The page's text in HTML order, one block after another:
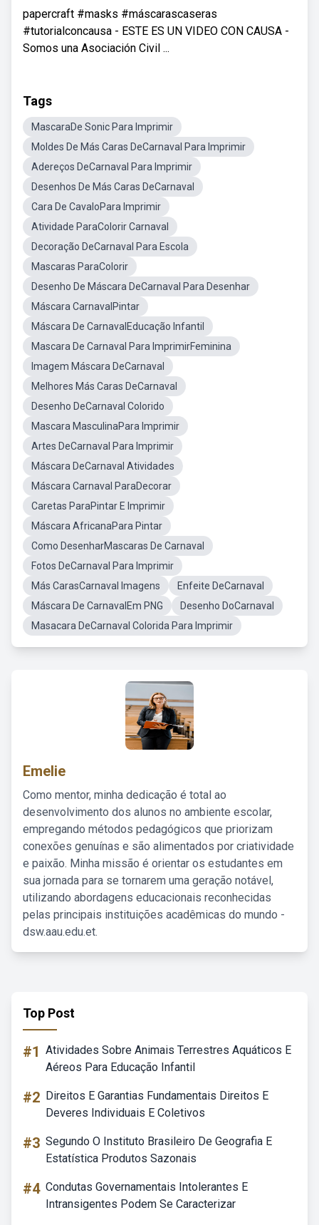
papercraft #masks #máscarascaseras
#tutorialconcausa - ESTE ES UN VIDEO CON CAUSA -
Somos una Asociación Civil ...
Tags
MascaraDe Sonic Para Imprimir
Moldes De Más Caras DeCarnaval Para Imprimir
Adereços DeCarnaval Para Imprimir
Desenhos De Más Caras DeCarnaval
Cara De CavaloPara Imprimir
Atividade ParaColorir Carnaval
Decoração DeCarnaval Para Escola
Mascaras ParaColorir
Desenho De Máscara DeCarnaval Para Desenhar
Máscara CarnavalPintar
Máscara De CarnavalEducação Infantil
Mascara De Carnaval Para ImprimirFeminina
Imagem Máscara DeCarnaval
Melhores Más Caras DeCarnaval
Desenho DeCarnaval Colorido
Mascara MasculinaPara Imprimir
Artes DeCarnaval Para Imprimir
Máscara DeCarnaval Atividades
Máscara Carnaval ParaDecorar
Caretas ParaPintar E Imprimir
Máscara AfricanaPara Pintar
Como DesenharMascaras De Carnaval
Fotos DeCarnaval Para Imprimir
Más CarasCarnaval Imagens
Enfeite DeCarnaval
Máscara De CarnavalEm PNG
Desenho DoCarnaval
Masacara DeCarnaval Colorida Para Imprimir
Emelie
Como mentor, minha dedicação é total ao
desenvolvimento dos alunos no ambiente escolar,
empregando métodos pedagógicos que priorizam
conexões genuínas e são alimentados por criatividade
e paixão. Minha missão é orientar os estudantes em
sua jornada para se tornarem uma geração notável,
utilizando abordagens educacionais reconhecidas
pelas principais instituições acadêmicas do mundo -
dsw.aau.edu.et.
Top Post
#1 Atividades Sobre Animais Terrestres Aquáticos E
Aéreos Para Educação Infantil
#2 Direitos E Garantias Fundamentais Direitos E
Deveres Individuais E Coletivos
#3 Segundo O Instituto Brasileiro De Geografia E
Estatística Produtos Sazonais
#4 Condutas Governamentais Intolerantes E
Intransigentes Podem Se Caracterizar